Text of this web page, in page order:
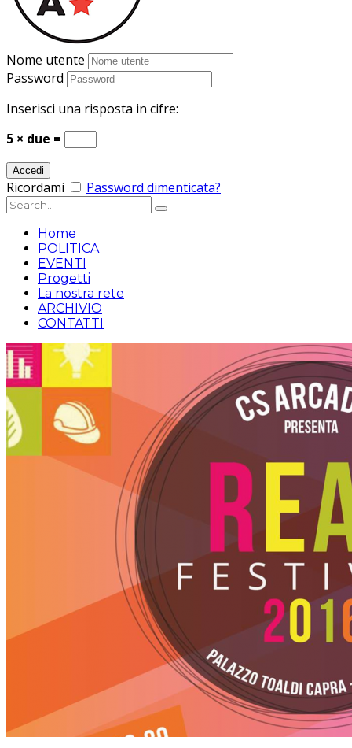
Nome utente
Password
Inserisci una risposta in cifre:
5 × due =
Ricordami Password dimenticata?
Home
POLITICA
EVENTI
Progetti
La nostra rete
ARCHIVIO
CONTATTI